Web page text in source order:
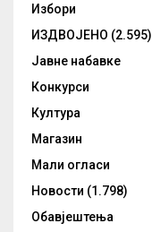
Избори
ИЗДВОЈЕНО (2.595)
Јавне набавке
Конкурси
Култура
Магазин
Мали огласи
Новости (1.798)
Обавјештења